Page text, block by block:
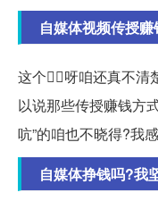
自媒体视频传授
这个👆🏻呀咱还真不
以说那些传授赚钱方
吭”的咱也不晓得?我
自媒体挣钱吗?我